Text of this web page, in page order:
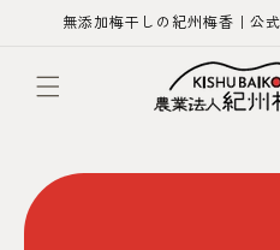
ンツに
無添加梅干しの紀州梅香｜公